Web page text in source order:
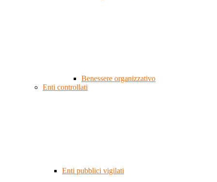
Benessere organizzativo
Enti controllati
Enti pubblici vigilati